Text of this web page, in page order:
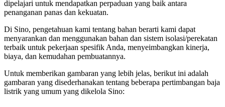
dipelajari untuk mendapatkan perpaduan yang baik antara
penanganan panas dan kekuatan.
Di Sino, pengetahuan kami tentang bahan berarti kami dapat
menyarankan dan menggunakan bahan dan sistem isolasi/perekatan
terbaik untuk pekerjaan spesifik Anda, menyeimbangkan kinerja,
biaya, dan kemudahan pembuatannya.
Untuk memberikan gambaran yang lebih jelas, berikut ini adalah
gambaran yang disederhanakan tentang beberapa pertimbangan baja
listrik yang umum yang dikelola Sino: